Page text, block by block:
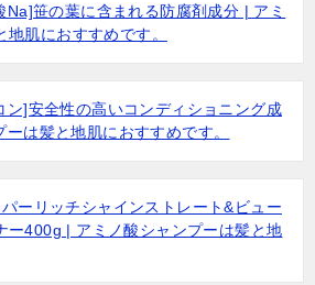
Na]笹の葉に含まれる防腐剤成分 | アミ
地肌におすすめです。
ン]安全性の高いコンディショニング成
は髪と地肌におすすめです。
ーリッチシャインストレート&ビュー
ー400g | アミノ酸シャンプーは髪と地